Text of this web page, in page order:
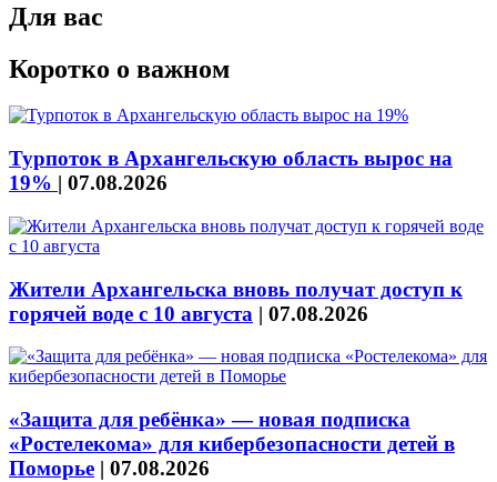
Для вас
Коротко о важном
Турпоток в Архангельскую область вырос на
19% | 07.08.2026
Жители Архангельска вновь получат доступ к
горячей воде с 10 августа | 07.08.2026
«Защита для ребёнка» — новая подписка
«Ростелекома» для кибербезопасности детей в
Поморье | 07.08.2026